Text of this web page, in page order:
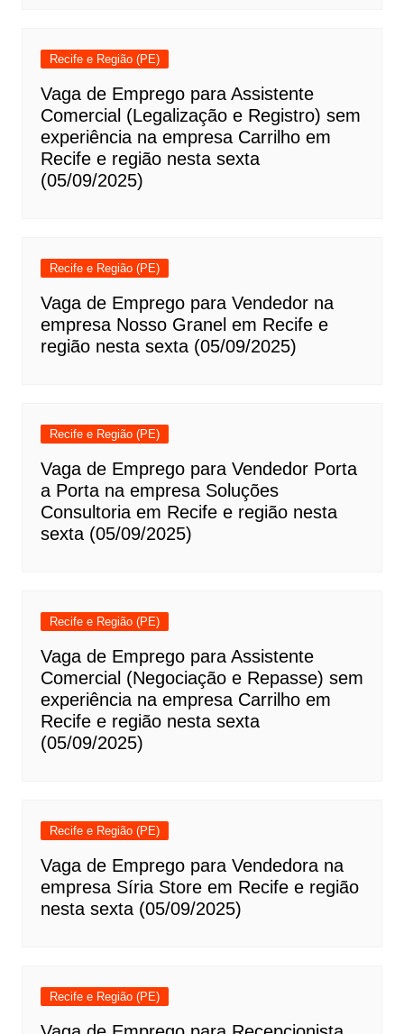
Recife e Região (PE)
Vaga de Emprego para Assistente
Comercial (Legalização e Registro) sem
experiência na empresa Carrilho em
Recife e região nesta sexta
(05/09/2025)
Recife e Região (PE)
Vaga de Emprego para Vendedor na
empresa Nosso Granel em Recife e
região nesta sexta (05/09/2025)
Recife e Região (PE)
Vaga de Emprego para Vendedor Porta
a Porta na empresa Soluções
Consultoria em Recife e região nesta
sexta (05/09/2025)
Recife e Região (PE)
Vaga de Emprego para Assistente
Comercial (Negociação e Repasse) sem
experiência na empresa Carrilho em
Recife e região nesta sexta
(05/09/2025)
Recife e Região (PE)
Vaga de Emprego para Vendedora na
empresa Síria Store em Recife e região
nesta sexta (05/09/2025)
Recife e Região (PE)